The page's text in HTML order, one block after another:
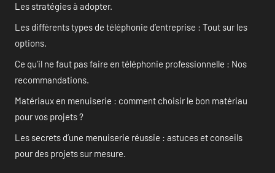
Les stratégies à adopter.
Les différents types de téléphonie d’entreprise : Tout sur les
options.
Ce qu’il ne faut pas faire en téléphonie professionnelle : Nos
recommandations.
Matériaux en menuiserie : comment choisir le bon matériau
pour vos projets ?
Les secrets d’une menuiserie réussie : astuces et conseils
pour des projets sur mesure.